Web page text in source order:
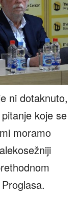
ni dotaknuto,
koje se
moramo